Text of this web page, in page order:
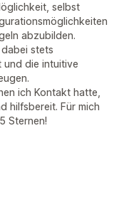
selbst
abzubilden.
stets
und die intuitive
ich Kontakt hatte,
hilfsbereit. Für mich
Sternen!